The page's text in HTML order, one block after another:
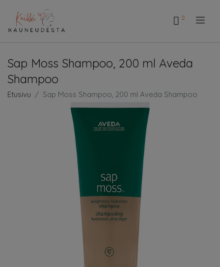
Sap Moss Shampoo, 200 ml Aveda
Shampoo
Etusivu Sap Moss Shampoo, 200 ml Aveda Shampoo